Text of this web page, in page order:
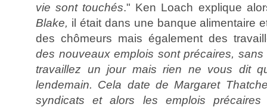
vie sont touchés." Ken Loach explique
Blake, il était dans une banque alimentaire
des chômeurs mais également des
des nouveaux emplois sont précaires,
travaillez un jour mais rien ne vous dit
lendemain. Cela date de Margaret
syndicats et alors les emplois